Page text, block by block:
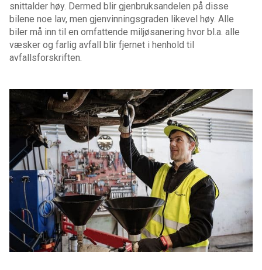
snittalder høy. Dermed blir gjenbruksandelen på disse
bilene noe lav, men gjenvinningsgraden likevel høy. Alle
biler må inn til en omfattende miljøsanering hvor bl.a. alle
væsker og farlig avfall blir fjernet i henhold til
avfallsforskriften.